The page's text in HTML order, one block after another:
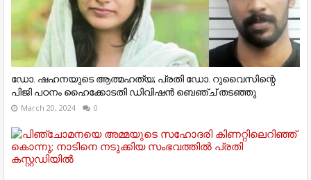
ഡോ. ഷഹനയുടെ ആത്മഹത്യ; പ്രതി ഡോ. റുവൈസിന്റെ
പിജി പഠനം ഹൈക്കോടതി ഡിവിഷന്‍ ബെഞ്ച് തടഞ്ഞു
March 20, 2024 0